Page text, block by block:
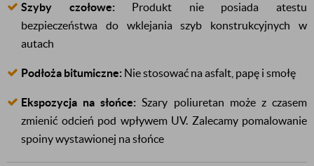
Szyby czołowe:Produkt nie posiada atestu
bezpieczeństwa do wklejania szyb konstrukcyjnych w
autach
Podłoża bitumiczne: Nie stosować na asfalt, papę i smołę
Ekspozycja na słońce: Szary poliuretan może z czasem
zmienić odcień pod wpływem UV. Zalecamy pomalowanie
spoiny wystawionej na słońce